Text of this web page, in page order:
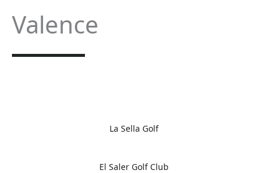
Valence
La Sella Golf
El Saler Golf Club